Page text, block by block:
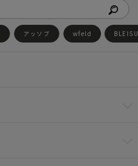
アッソブ wfeld